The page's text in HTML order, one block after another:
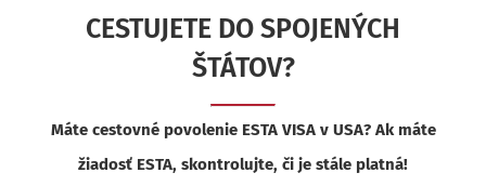
CESTUJETE DO SPOJENÝCH
ŠTÁTOV?
Máte cestovné povolenie ESTA VISA v USA? Ak máte
žiadosť ESTA, skontrolujte, či je stále platná!